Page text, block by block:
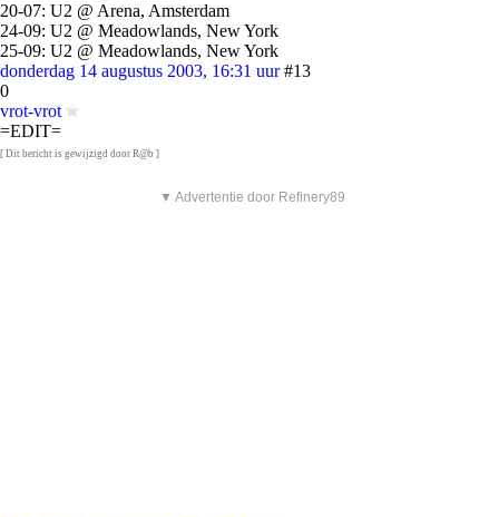
20-07: U2 @ Arena, Amsterdam
24-09: U2 @ Meadowlands, New York
25-09: U2 @ Meadowlands, New York
donderdag 14 augustus 2003, 16:31 uur #13
0
vrot-vrot
=EDIT=
[ Dit bericht is gewijzigd door R@b ]
▼ Advertentie door Refinery89